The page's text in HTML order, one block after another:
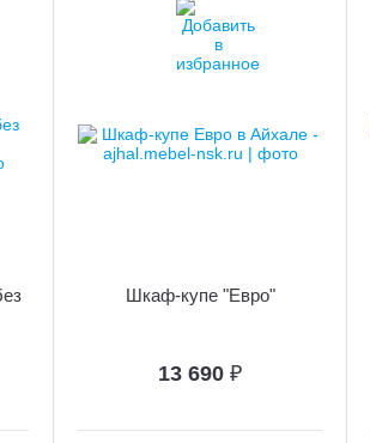
Шкаф-купе "Евро"
13 690 ₽